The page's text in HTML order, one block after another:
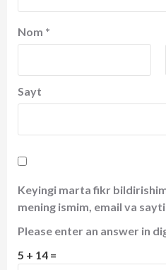
Nom *
Sayt
Keyingi marta fikr
mening ismim, email va
Please enter an answer in
5 + 14 =